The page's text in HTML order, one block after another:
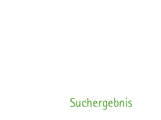
Suchergebnis